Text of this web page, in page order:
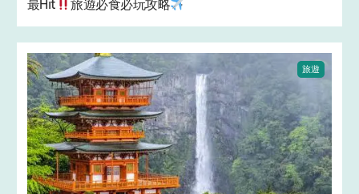
最Hit 旅遊必食必玩攻略
旅遊